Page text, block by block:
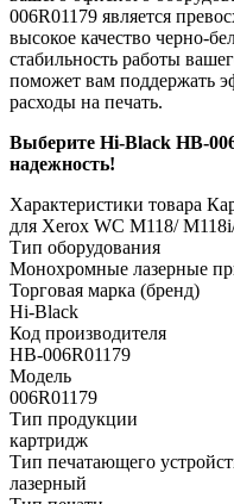
006R01179 является
высокое качество черно-
стабильность работы
поможет вам поддержать
расходы на печать.
Выберите Hi-Black HB-
надежность!
Характеристики товара
для Xerox WC M118/
Тип оборудования
Монохромные лазерные
Торговая марка (бренд)
Hi-Black
Код производителя
HB-006R01179
Модель
006R01179
Тип продукции
картридж
Тип печатающего
лазерный